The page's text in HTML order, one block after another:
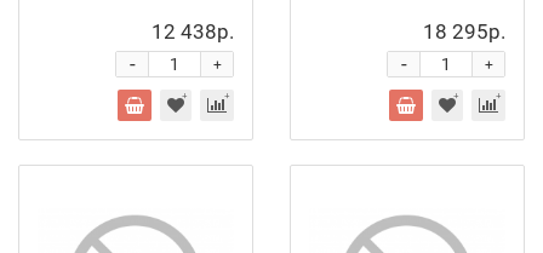
12 438р.
+
-
18 295р.
+
-